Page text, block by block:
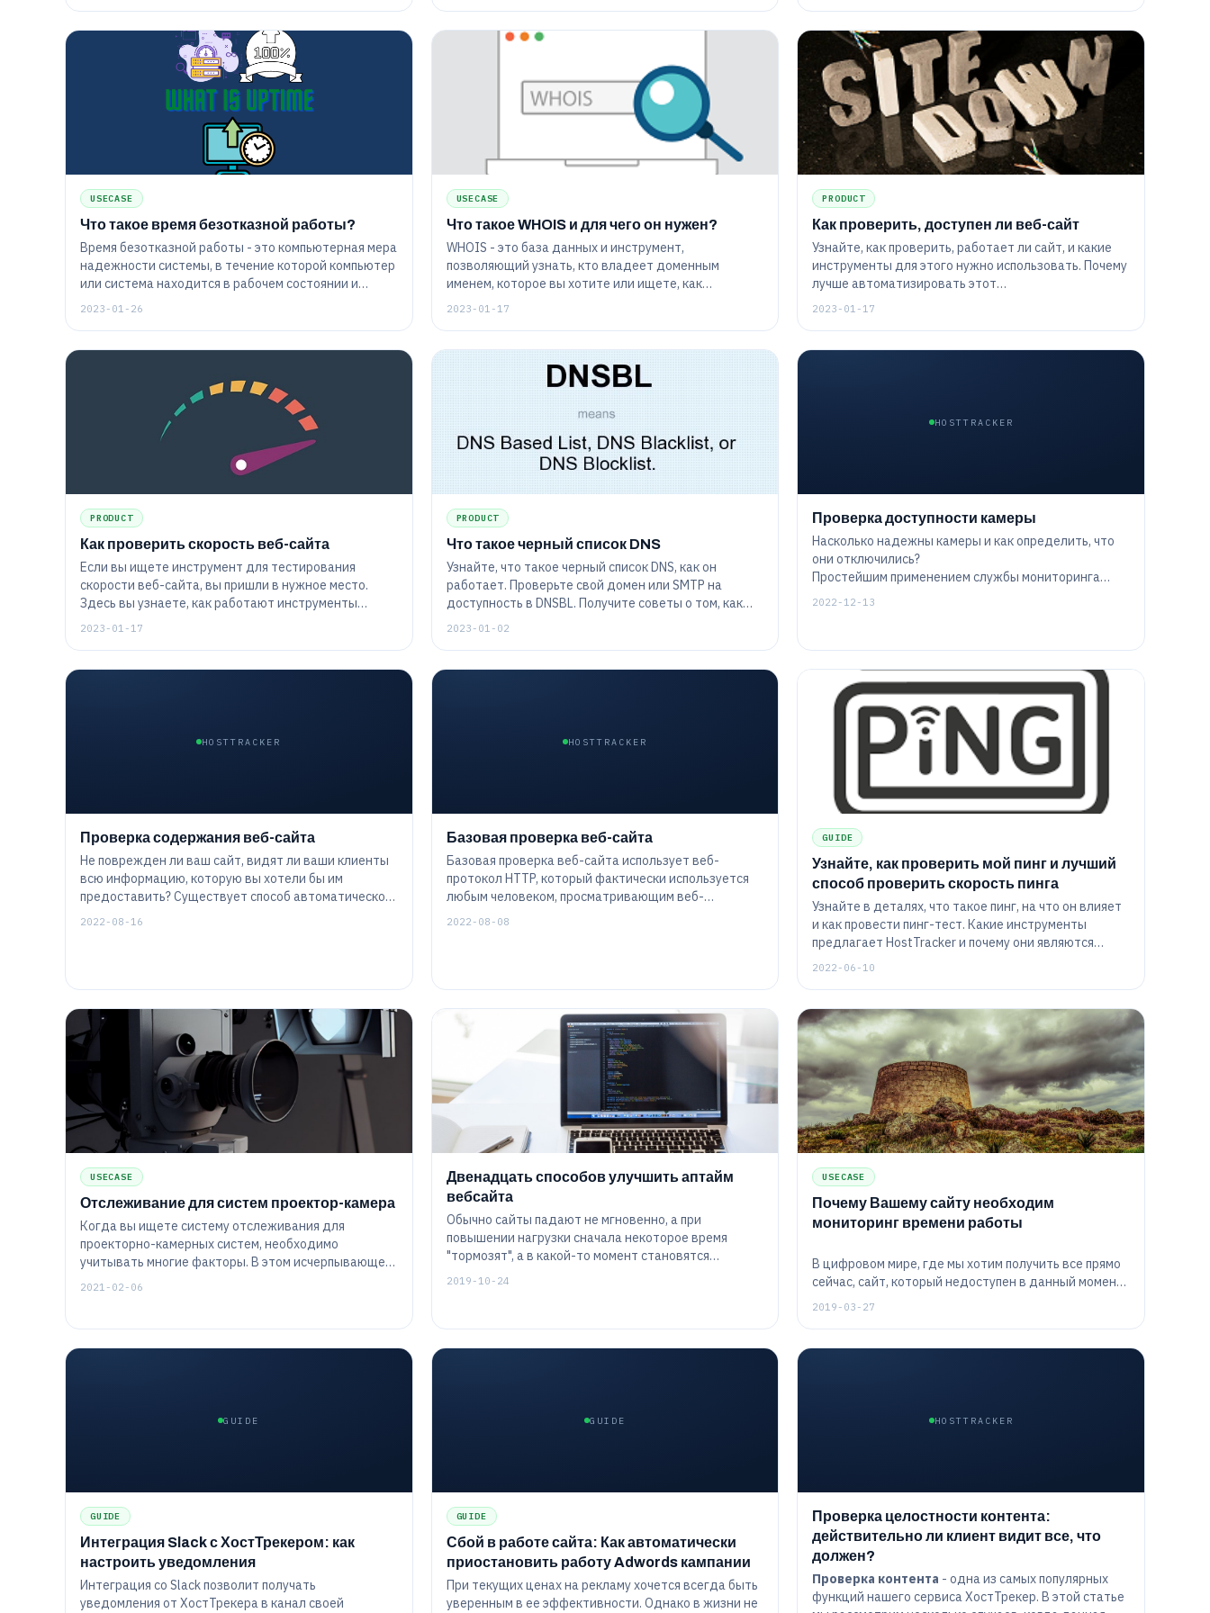
географического местоположения.
USECASE
Что такое время безотказной работы?
Время безотказной работы - это компьютерная мера
надежности системы, в течение которой компьютер
или система находится в рабочем состоянии и
имеет метрику в виде процента времени.
2023-01-26
USECASE
Что такое WHOIS и для чего он нужен?
WHOIS - это база данных и инструмент,
позволяющий узнать, кто владеет доменным
именем, которое вы хотите или ищете, как
связаться с владельцем и когда истекает срок
2023-01-17
PRODUCT
Как проверить, доступен ли веб-сайт
Узнайте, как проверить, работает ли сайт, и какие
инструменты для этого нужно использовать. Почему
лучше автоматизировать этот
процесс? Практические советы по настройке
2023-01-17
PRODUCT
Как проверить скорость веб-сайта
Если вы ищете инструмент для тестирования
скорости веб-сайта, вы пришли в нужное место.
Здесь вы узнаете, как работают инструменты
HostTracker. Как проверить скорость загрузки сайта:
2023-01-17
PRODUCT
Что такое черный список DNS
Узнайте, что такое черный список DNS, как он
работает. Проверьте свой домен или SMTP на
доступность в DNSBL. Получите советы о том, как
удалить свой проект из базы данных спама, а также
2023-01-02
HOSTTRACKER
Проверка доступности камеры
Насколько надежны камеры и как определить, что
они отключились?
Простейшим применением службы мониторинга
является проверка доступности камеры -
порту.
2022-12-13
HOSTTRACKER
Проверка содержания веб-сайта
Не поврежден ли ваш сайт, видят ли ваши клиенты
всю информацию, которую вы хотели бы им
предоставить? Существует способ автоматической
проверки содержимого страницы, отдельных слов,
2022-08-16
HOSTTRACKER
Базовая проверка веб-сайта
Базовая проверка веб-сайта использует веб-
протокол HTTP, который фактически используется
любым человеком, просматривающим веб-
страницы. Этот вид проверки позволяет создать
и, возможно, так же может быть устроена задача
мониторинга - общие функции довольно просты в
настройке.
2022-08-08
GUIDE
Узнайте, как проверить мой пинг и лучший
способ проверить скорость пинга
Узнайте в деталях, что такое пинг, на что он влияет
и как провести пинг-тест. Какие инструменты
предлагает HostTracker и почему они являются
лучшим решением? Получите подробные инструкции
2022-06-10
USECASE
Отслеживание для систем проектор-камера
Когда вы ищете систему отслеживания для
проекторно-камерных систем, необходимо
учитывать многие факторы. В этом исчерпывающем
руководстве мы расскажем о важных функциях и
мы предоставим несколько советов о том, как
пользоваться системой отслеживания для
2021-02-06
Двенадцать способов улучшить аптайм
вебсайта
Обычно сайты падают не мгновенно, а при
повышении нагрузки сначала некоторое время
"тормозят", а в какой-то момент становятся
настолько перегруженными пользовательскими
и качественные услуги веб-хостинга, доступные в
любое время, это ключевое требование к
2019-10-24
USECASE
Почему Вашему сайту необходим
мониторинг времени работы
В цифровом мире, где мы хотим получить все прямо
сейчас, сайт, который недоступен в данный момент,
- это сайт, к которому мы, скорее всего, не вернемся
отправлять посетителей к Вашим конкурентам. Так
2019-03-27
GUIDE
GUIDE
Интеграция Slack с ХостТрекером: как
настроить уведомления
Интеграция со Slack позволит получать
уведомления от ХостТрекера в канал своей
GUIDE
GUIDE
Сбой в работе сайта: Как автоматически
приостановить работу Adwords кампании
При текущих ценах на рекламу хочется всегда быть
уверенным в ее эффективности. Однако в жизни не
HOSTTRACKER
Проверка целостности контента:
действительно ли клиент видит все, что
должен?
Проверка контента - одна из самых популярных
функций нашего сервиса ХостТрекер. В этой статье